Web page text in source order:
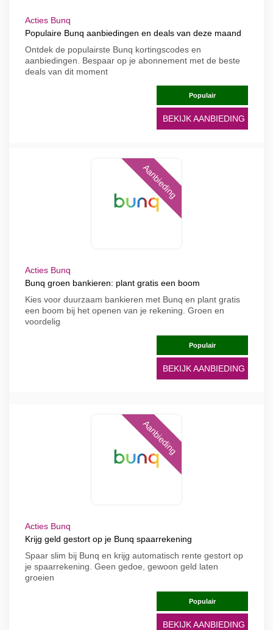
Acties Bunq
Populaire Bunq aanbiedingen en deals van deze maand
Ontdek de populairste Bunq kortingscodes en
aanbiedingen. Bespaar op je abonnement met de beste
deals van dit moment
Populair
BEKIJK AANBIEDING
Aanbieding
Acties Bunq
Bunq groen bankieren: plant gratis een boom
Kies voor duurzaam bankieren met Bunq en plant gratis
een boom bij het openen van je rekening. Groen en
voordelig
Populair
BEKIJK AANBIEDING
Aanbieding
Acties Bunq
Krijg geld gestort op je Bunq spaarrekening
Spaar slim bij Bunq en krijg automatisch rente gestort op
je spaarrekening. Geen gedoe, gewoon geld laten
groeien
Populair
BEKIJK AANBIEDING